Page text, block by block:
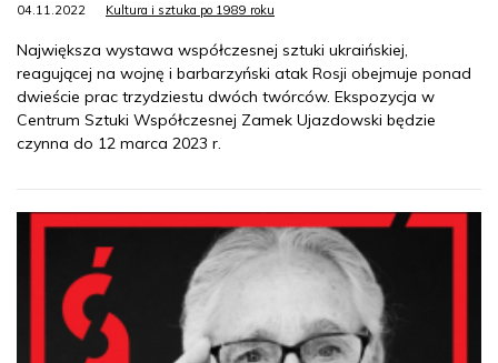
04.11.2022 Kultura i sztuka po 1989 roku
Największa wystawa współczesnej sztuki ukraińskiej,
reagującej na wojnę i barbarzyński atak Rosji obejmuje ponad
dwieście prac trzydziestu dwóch twórców. Ekspozycja w
Centrum Sztuki Współczesnej Zamek Ujazdowski będzie
czynna do 12 marca 2023 r.